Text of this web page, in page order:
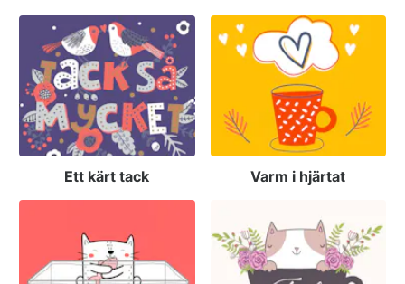
Ett kärt tack Varm i hjärtat